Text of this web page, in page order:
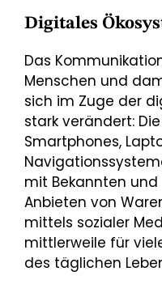
Digitales
Das
Menschen und
sich im Zuge der
stark verändert:
Smartphones,
mit Bekannten
Anbieten von
mittels sozialer
mittlerweile für
des täglichen